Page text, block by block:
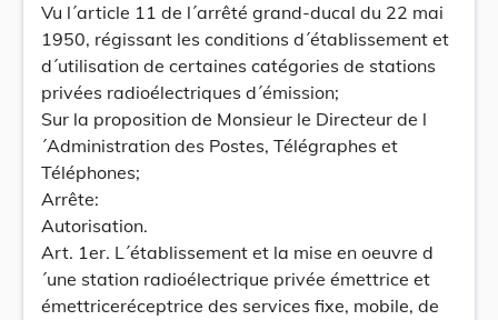
Vu l´article 11 de l´arrêté grand-ducal du 22 mai
1950, régissant les conditions d´établissement et
d´utilisation de certaines catégories de stations
privées radioélectriques d´émission;
Sur la proposition de Monsieur le Directeur de l
´Administration des Postes, Télégraphes et
Téléphones;
Arrête:
Autorisation.
Art. 1er. L´établissement et la mise en oeuvre d
´une station radioélectrique privée émettrice et
émettriceréceptrice des services fixe, mobile, de